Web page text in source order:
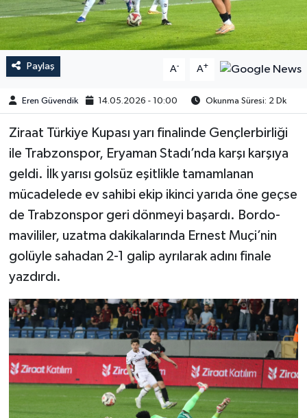
Paylaş A- A+
Eren Güvendik 14.05.2026 - 10:00 Okunma Süresi: 2 Dk
Ziraat Türkiye Kupası yarı finalinde Gençlerbirliği
ile Trabzonspor, Eryaman Stadı’nda karşı karşıya
geldi. İlk yarısı golsüz eşitlikle tamamlanan
mücadelede ev sahibi ekip ikinci yarıda öne geçse
de Trabzonspor geri dönmeyi başardı. Bordo-
mavililer, uzatma dakikalarında Ernest Muçi’nin
golüyle sahadan 2-1 galip ayrılarak adını finale
yazdırdı.